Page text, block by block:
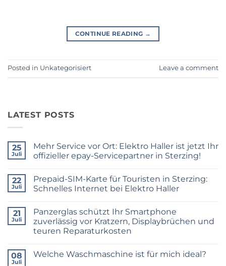
CONTINUE READING →
Posted in Unkategorisiert Leave a comment
LATEST POSTS
25
Juli
Mehr Service vor Ort: Elektro Haller ist jetzt Ihr
offizieller epay-Servicepartner in Sterzing!
zu
Mehr
Service
Elektro
ist
jetzt
epay-
Servicepartner
22
Juli
Prepaid-SIM-Karte für Touristen in Sterzing:
Schnelles Internet bei Elektro Haller
zu
SIM-
Karte
in
Sterzing:
21
Juli
Panzerglas schützt Ihr Smartphone
zuverlässig vor Kratzern, Displaybrüchen und
teuren Reparaturkosten
zu
08
Juli
Welche Waschmaschine ist für mich ideal?